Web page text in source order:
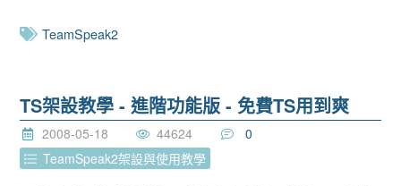
TeamSpeak2
TS架設教學 - 進階功能版 - 免費TS用到爽
2008-05-18 44624
0
TeamSpeak2架設與使用教學